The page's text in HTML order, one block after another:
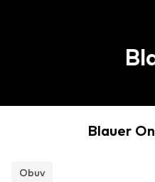
Blauer
Obuv